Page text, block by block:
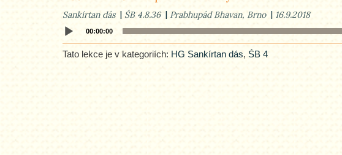
Sankírtan dás ŚB 4.8.36 Prabhupád Bhavan, Brno 16.9.2018
Audio
Player
00:00:00
Tato lekce je v kategoriích: HG Sankírtan dás, ŚB 4